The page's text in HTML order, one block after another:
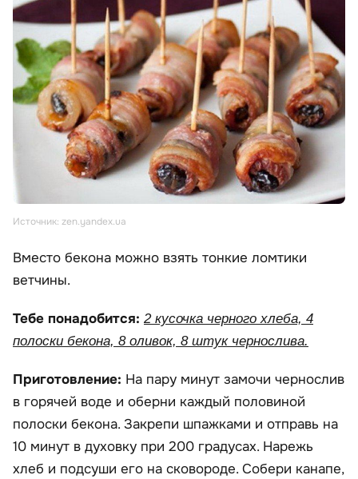
Источник: zen.yandex.ua
Вместо бекона можно взять тонкие ломтики
ветчины.
Тебе понадобится: 2 кусочка черного хлеба, 4
полоски бекона, 8 оливок, 8 штук чернослива.
Приготовление: На пару минут замочи чернослив
в горячей воде и оберни каждый половиной
полоски бекона. Закрепи шпажками и отправь на
10 минут в духовку при 200 градусах. Нарежь
хлеб и подсуши его на сковороде. Собери канапе,